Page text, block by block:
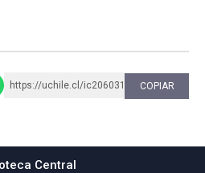
https://uchile.cl/ic206031 COPIAR
Central